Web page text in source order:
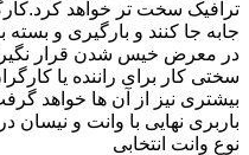
ترافیک سخت تر خواهد
جابه جا کنند و بارگیری و بسته
در معرض خیس شدن قرار
سختی کار برای راننده یا
بیشتری نیز از آن ها خواهد
باربری نهایی با وانت و
نوع وانت انتخابی